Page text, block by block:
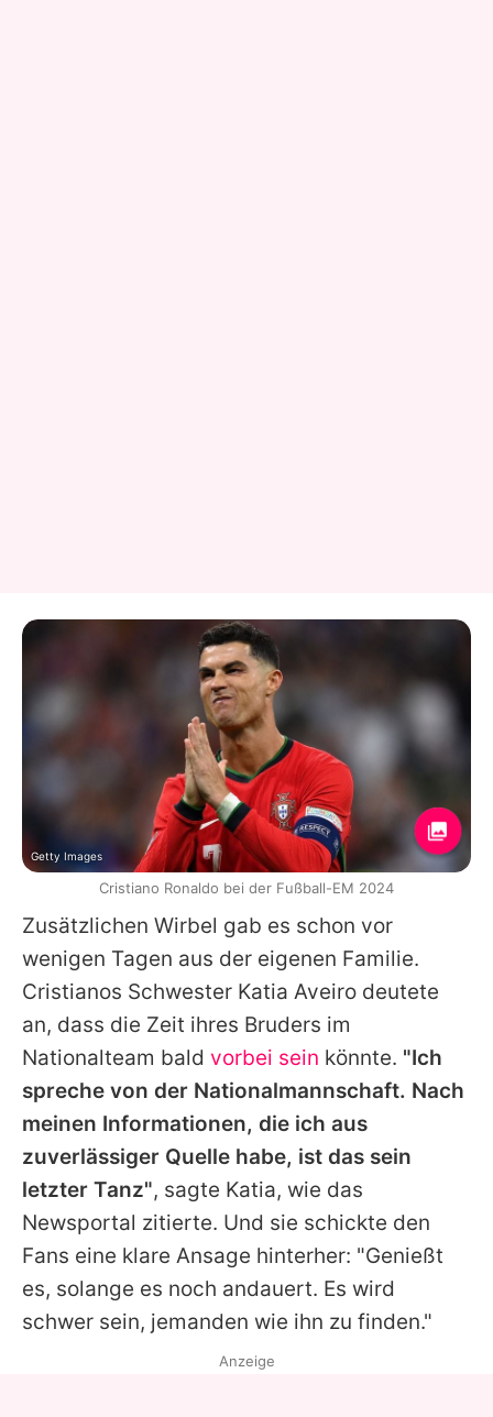
Zusätzlichen Wirbel gab es schon vor
wenigen Tagen aus der eigenen Familie.
Cristianos Schwester Katia Aveiro deutete
an, dass die Zeit ihres Bruders im
Nationalteam bald vorbei sein könnte. "Ich
spreche von der Nationalmannschaft. Nach
meinen Informationen, die ich aus
zuverlässiger Quelle habe, ist das sein
letzter Tanz", sagte Katia, wie das
Newsportal zitierte. Und sie schickte den
Fans eine klare Ansage hinterher: "Genießt
es, solange es noch andauert. Es wird
schwer sein, jemanden wie ihn zu finden."
Getty Images
Cristiano Ronaldo bei der Fußball-EM 2024
Anzeige